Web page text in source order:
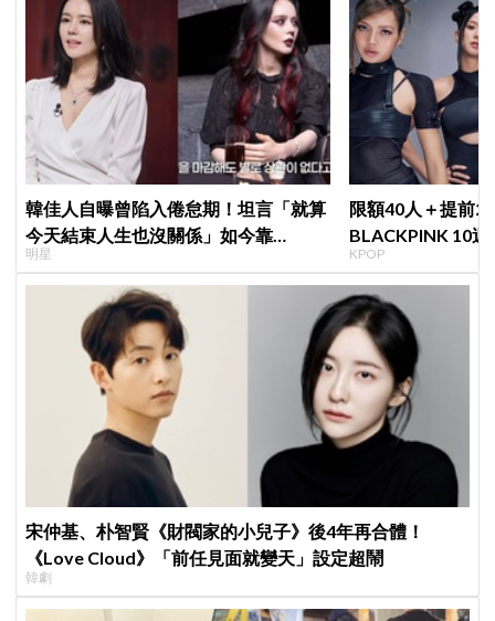
韓佳人自曝曾陷入倦怠期！坦言「就算
今天結束人生也沒關係」如今靠
YouTube重拾生活樂趣
明星
限額40人＋提前2
BLACKPINK 10
衍」，YG急證實
KPOP
宋仲基、朴智賢《財閥家的小兒子》後4年再合體！
《Love Cloud》「前任見面就變天」設定超鬧
韓劇